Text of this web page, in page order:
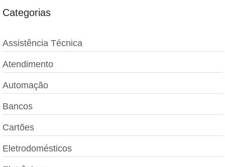
Categorias
Assistência Técnica
Atendimento
Automação
Bancos
Cartões
Eletrodomésticos